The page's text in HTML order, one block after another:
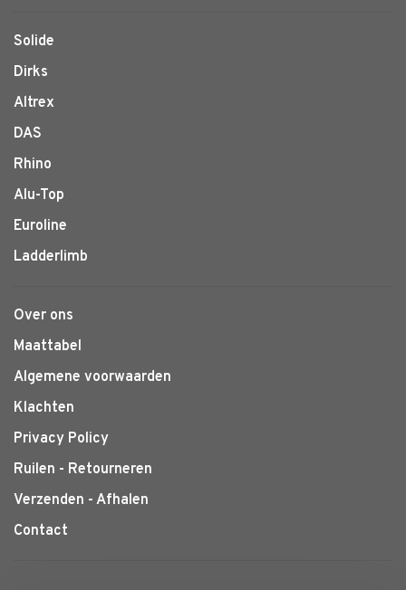
Solide
Dirks
Altrex
DAS
Rhino
Alu-Top
Euroline
Ladderlimb
Over ons
Maattabel
Algemene voorwaarden
Klachten
Privacy Policy
Ruilen - Retourneren
Verzenden - Afhalen
Contact